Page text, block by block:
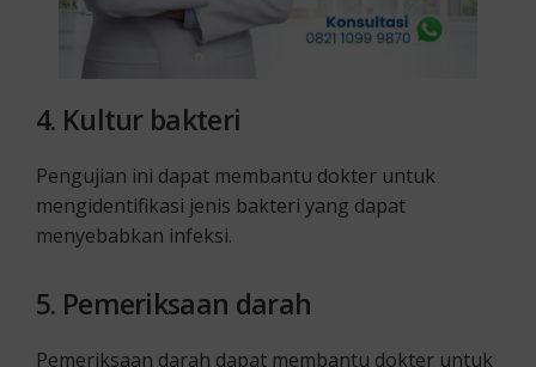
4. Kultur bakteri
Pengujian ini dapat membantu dokter untuk
mengidentifikasi jenis bakteri yang dapat
menyebabkan infeksi.
5. Pemeriksaan darah
Pemeriksaan darah dapat membantu dokter untuk